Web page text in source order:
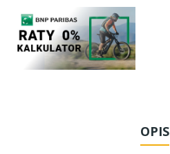
OPIS